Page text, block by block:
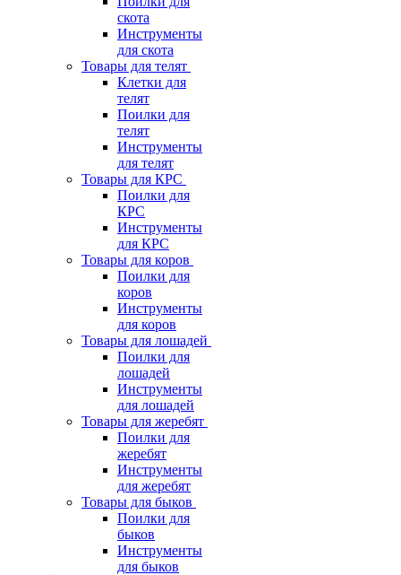
скота
Инструменты
для скота
Товары для телят
Клетки для
телят
Поилки для
телят
Инструменты
для телят
Товары для КРС
Поилки для
КРС
Инструменты
для КРС
Товары для коров
Поилки для
коров
Инструменты
для коров
Товары для лошадей
Поилки для
лошадей
Инструменты
для лошадей
Товары для жеребят
Поилки для
жеребят
Инструменты
для жеребят
Товары для быков
Поилки для
быков
Инструменты
для быков